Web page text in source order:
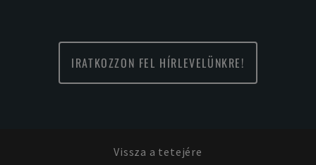
IRATKOZZON FEL HÍRLEVELÜNKRE!
Vissza a tetejére